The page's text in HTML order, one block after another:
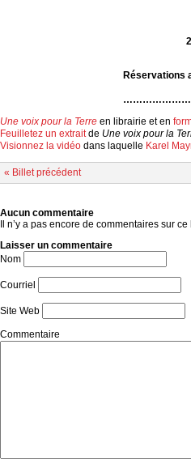
Réservations
Une voix pour la Terre en librairie et en
Feuilletez un extraitde Une voix pour la
Visionnez la vidéo dans laquelle Karel
« Billet précédent
Aucun commentaire
Il n’y a pas encore de commentaires sur
Laisser un commentaire
Nom
Courriel
Site Web
Commentaire